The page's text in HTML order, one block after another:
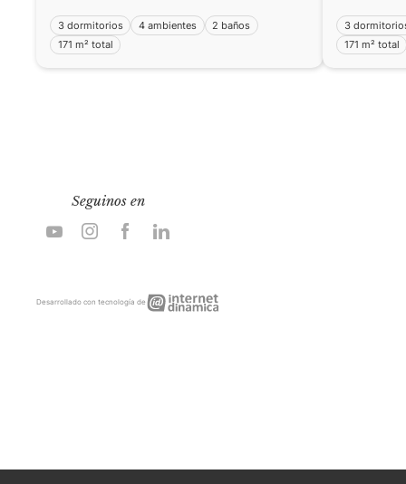
Matrícula CUCICBA N° 8264
Av. Juramento 1775 - Belgrano -
3 dormitorios 4 ambientes
2 baños
171 m² total
3
171 m² total
Seguinos en
Desarrollado con tecnología deInternet
Dinámica